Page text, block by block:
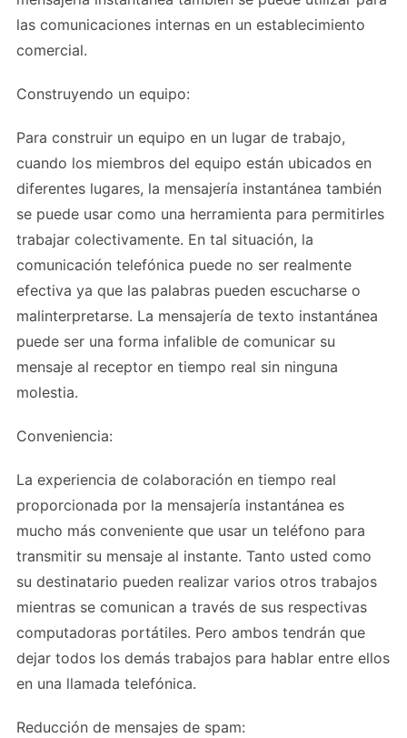
las comunicaciones internas en un establecimiento
comercial.
Construyendo un equipo:
Para construir un equipo en un lugar de trabajo,
cuando los miembros del equipo están ubicados en
diferentes lugares, la mensajería instantánea también
se puede usar como una herramienta para permitirles
trabajar colectivamente. En tal situación, la
comunicación telefónica puede no ser realmente
efectiva ya que las palabras pueden escucharse o
malinterpretarse. La mensajería de texto instantánea
puede ser una forma infalible de comunicar su
mensaje al receptor en tiempo real sin ninguna
molestia.
Conveniencia:
La experiencia de colaboración en tiempo real
proporcionada por la mensajería instantánea es
mucho más conveniente que usar un teléfono para
transmitir su mensaje al instante. Tanto usted como
su destinatario pueden realizar varios otros trabajos
mientras se comunican a través de sus respectivas
computadoras portátiles. Pero ambos tendrán que
dejar todos los demás trabajos para hablar entre ellos
en una llamada telefónica.
Reducción de mensajes de spam: